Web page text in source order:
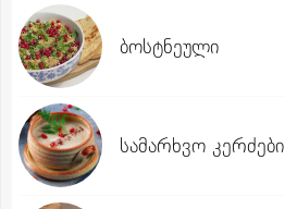
ბოსტნეული
სამარხვო კერძები